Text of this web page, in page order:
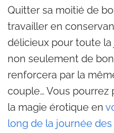
Quitter sa moitié de
travailler en
délicieux pour toute
non seulement de
renforcera par la
couple… Vous
la magie érotique en
long de la journée